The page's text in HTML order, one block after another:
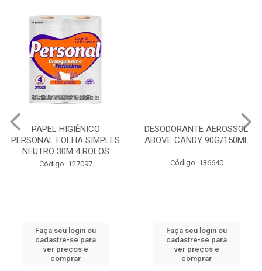
PAPEL HIGIÊNICO
PERSONAL FOLHA SIMPLES
NEUTRO 30M 4 ROLOS
Código: 127097
Faça seu login ou
cadastre-se para
ver preços e
comprar
DESODORANTE AEROSSOL
ABOVE CANDY 90G/150ML
Código: 136640
Faça seu login ou
cadastre-se para
ver preços e
comprar